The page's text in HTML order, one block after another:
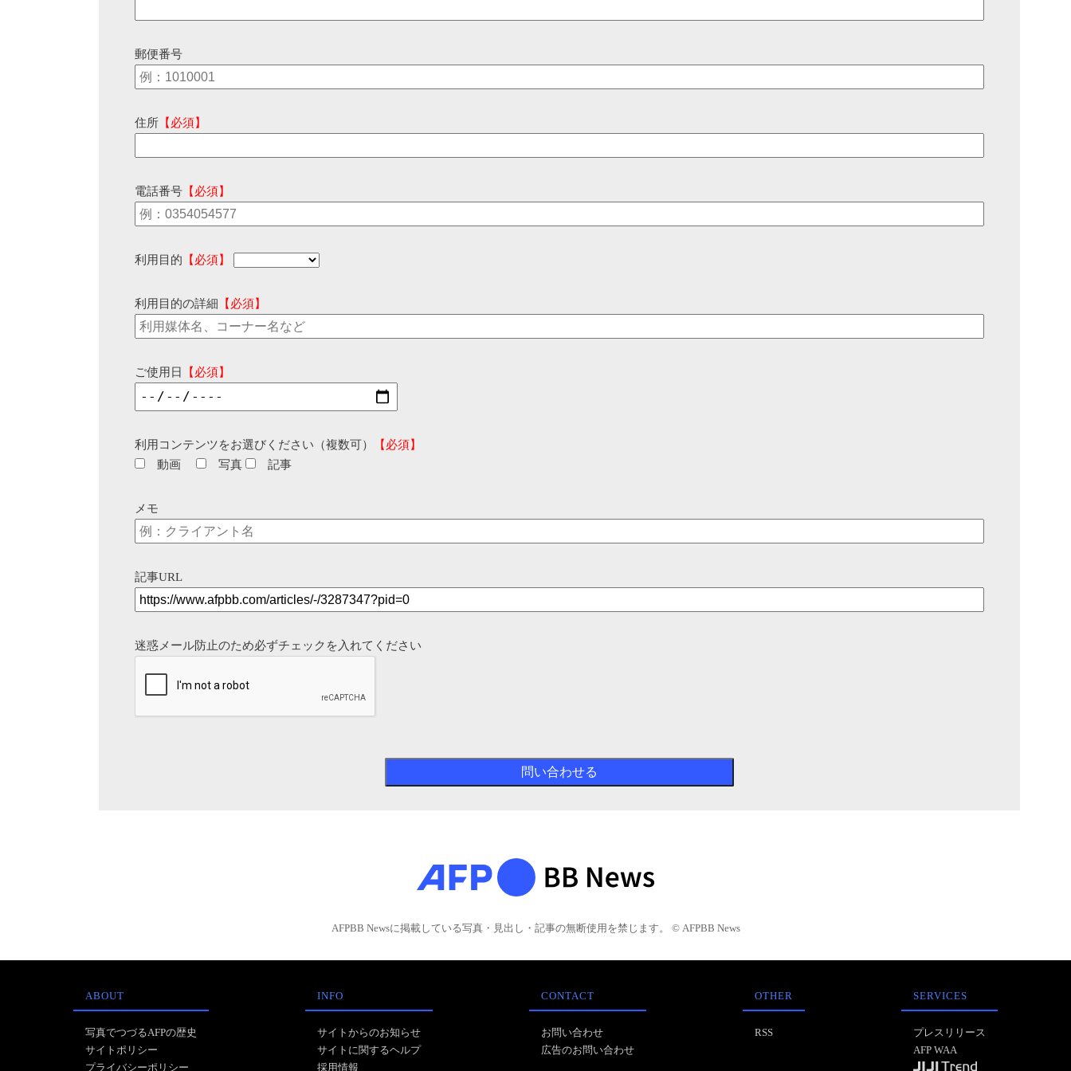
郵便番号
住所 【必須】
電話番号 【必須】
利用目的 【必須】
利用目的の詳細 【必須】
ご使用日 【必須】
利用コンテンツをお選びください（複数可）
【必須】
動画
写真 記事
メモ
記事URL
迷惑メール防止のため必ずチェックを入れてください
AFPBB Newsに掲載している写真・見出し・記事の無断使用を禁じます。 © AFPBB News
ABOUT
写真でつづるAFPの歴史
サイトポリシー
プライバシーポリシー
INFO
サイトからのお知らせ
サイトに関するヘルプ
採用情報
CONTACT
お問い合わせ
広告のお問い合わせ
OTHER
RSS
SERVICES
プレスリリース
AFP WAA